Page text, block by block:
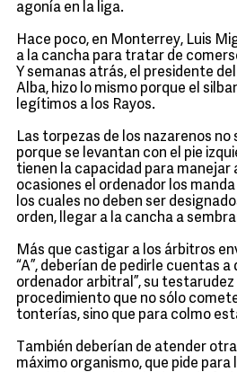
agonía en la liga.
Hace poco, en Monterrey, Luis
a la cancha para tratar de
Y semanas atrás, el presidente
Alba, hizo lo mismo porque el
legítimos a los Rayos.
Las torpezas de los nazarenos no
porque se levantan con el pie
tienen la capacidad para manejar
ocasiones el ordenador los
los cuales no deben ser
orden, llegar a la cancha a
Más que castigar a los árbitros
“A”, deberían de pedirle cuentas a
ordenador arbitral”, su testarudez
procedimiento que no sólo
tonterías, sino que para colmo
También deberían de atender
máximo organismo, que pide para